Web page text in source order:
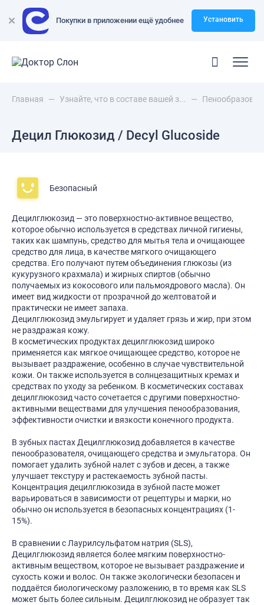
Покупки в приложении ещё удобнее Установить
Главная — Узнайте, что в составе вашей з... —
Децил Глюкозид / Decyl Glucoside
Безопасный
Децилглюкозид — это поверхностно-активное вещество,
которое обычно используется в средствах личной гигиены,
таких как шампунь, средство для мытья тела и очищающее
средство для лица, в качестве мягкого очищающего
средства. Его получают путем объединения глюкозы (из
кукурузного крахмала) и жирных спиртов (обычно
получаемых из кокосового или пальмоядрового масла). Он
имеет вид жидкости от прозрачной до желтоватой и
практически не имеет запаха.
Децилглюкозид эмульгирует и удаляет грязь и жир, при этом
не раздражая кожу.
В косметических продуктах децилглюкозид широко
применяется как мягкое очищающее средство, которое не
вызывает раздражение, особенно в случае чувствительной
кожи. Он также используется в солнцезащитных кремах и
средствах по уходу за ребенком. В косметических составах
децилглюкозид часто сочетается с другими поверхностно-
активными веществами для улучшения пенообразования,
эффективности очистки и вязкости конечного продукта.
В зубных пастах Децилглюкозид добавляется в качестве
пенообразователя, очищающего средства и эмульгатора. Он
помогает удалить зубной налет с зубов и десен, а также
улучшает текстуру и растекаемость зубной пасты.
Концентрация децилглюкозида в зубной пасте может
варьироваться в зависимости от рецептуры и марки, но
обычно он используется в безопасных концентрациях (1-
15%).
В сравнении с Лаурилсульфатом натрия (SLS),
Децилглюкозид является более мягким поверхностно-
активным веществом, которое не вызывает раздражение и
сухость кожи и волос. Он также экологически безопасен и
поддаётся биологическому разложению, в то время как SLS
может быть более сильным. Децилглюкозид не образует так